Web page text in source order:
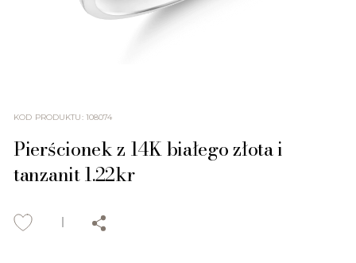
KOD PRODUKTU: 108074
Pierścionek z 14K białego złota i
tanzanit 1.22kr